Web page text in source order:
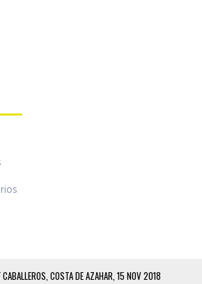
CABALLEROS, COSTA DE AZAHAR, 15 NOV 2018